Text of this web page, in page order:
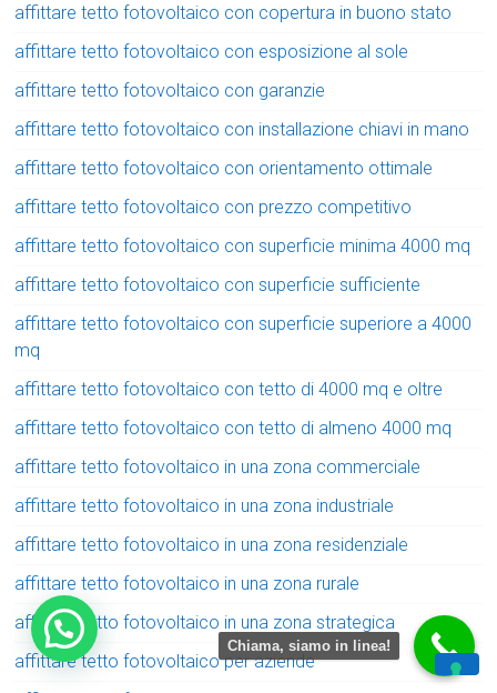
affittare tetto fotovoltaico con copertura in buono stato
affittare tetto fotovoltaico con esposizione al sole
affittare tetto fotovoltaico con garanzie
affittare tetto fotovoltaico con installazione chiavi in mano
affittare tetto fotovoltaico con orientamento ottimale
affittare tetto fotovoltaico con prezzo competitivo
affittare tetto fotovoltaico con superficie minima 4000 mq
affittare tetto fotovoltaico con superficie sufficiente
affittare tetto fotovoltaico con superficie superiore a 4000
mq
affittare tetto fotovoltaico con tetto di 4000 mq e oltre
affittare tetto fotovoltaico con tetto di almeno 4000 mq
affittare tetto fotovoltaico in una zona commerciale
affittare tetto fotovoltaico in una zona industriale
affittare tetto fotovoltaico in una zona residenziale
affittare tetto fotovoltaico in una zona rurale
affittare tetto fotovoltaico in una zona strategica
affittare tetto fotovoltaico per aziende
Chiama, siamo in linea!